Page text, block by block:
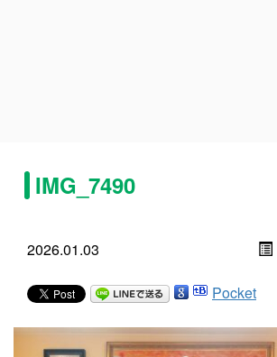
IMG_7490
2026.01.03
Pocket